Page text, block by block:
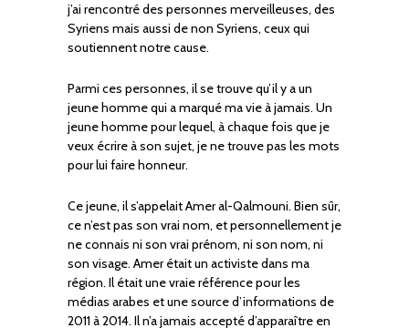
j’ai rencontré des personnes merveilleuses, des
Syriens mais aussi de non Syriens, ceux qui
soutiennent notre cause.
Parmi ces personnes, il se trouve qu’il y a un
jeune homme qui a marqué ma vie à jamais. Un
jeune homme pour lequel, à chaque fois que je
veux écrire à son sujet, je ne trouve pas les mots
pour lui faire honneur.
Ce jeune, il s’appelait Amer al-Qalmouni. Bien sûr,
ce n’est pas son vrai nom, et personnellement je
ne connais ni son vrai prénom, ni son nom, ni
son visage. Amer était un activiste dans ma
région. Il était une vraie référence pour les
médias arabes et une source d’informations de
2011 à 2014. Il n’a jamais accepté d’apparaître en